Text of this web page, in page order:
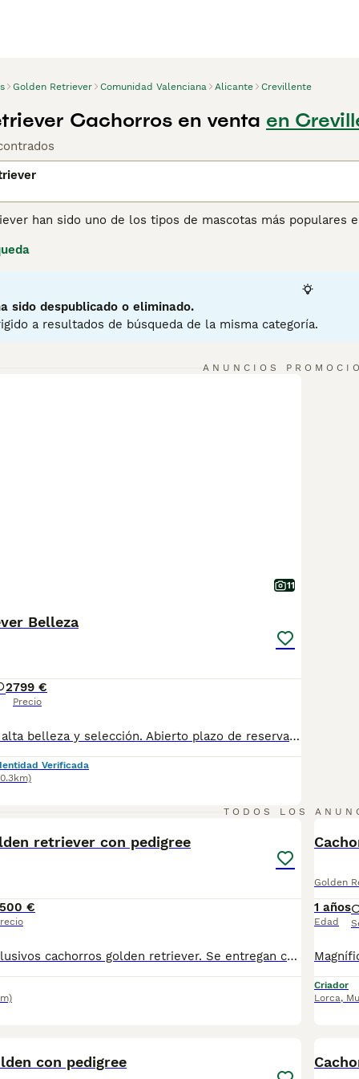
Golden Retriever Comunidad Valenciana Alicante Crevillente
Cachorros en venta en
han sido uno de los tipos de mascotas más populares
convierte en la elección perfecta como perros de
de consejos de compra de Golden Retriever
sido despublicado o eliminado.
a resultados de búsqueda de la misma categoría.
ANUNCIOS
11
Belleza
2799 €
Precio
Gran camada de alta belleza y selección. Abierto plazo de reservas, espectacular morfología y carácter muy dulce. Cria y selección Top. Se pueden llevar a casa a partir de dos meses de edad. Una pasada en estos cachorros. Padres con pedigree. Se entregan vacunados, desparasitados, cartilla oficial y contrato de garantias genéticas. Posibilidad de envio a cualquier punto de España. 688973535 atiendo llamada y WhatsApp. Machos 799, hembras 899
Verificada
TODOS LOS
retriever con pedigree
€
Magníficos y exclusivos cachorros golden retriever. Se entregan con dos meses, pedigree LOE, microchip ,desparasitados, con dos vacunas, pasaporte europeo sellado por veterinario. Garantía vírica 7 días . Hijos de nuestras cinco hembras reproductoras: Chanel de retrievercan, Electra de retrievercan, Guess de retrievercan, Gucci de retrievercan, y Prada de retrievercan. Luego tenemos a nuestros dos espectaculares machos: Larry de la charola y Napoleón de retrievercan, ambos nietos de campeones del mundo con líneas de sangre de Thevenet, la charola, Ria vela, lenda moura. Con magníficos pedigríes. Todos nuestros progenitores están libres de displasia de cadera y codo. Aportamos certificados oficiales de avepa o setov. Criador con afijo reconocido por el FCI, n. 23097… RETRIEVERCAN… de la Real Sociedad Canina Española. Criador acreditado con núcleo zoológico n. ES 300240540893. Cría selecta,responsable y en familia. Máxima calidad en morfología y carácter. Se pueden ver los cachorros y los padres, sin compromiso alguno de compra . Se admiten reservas. Fotos reales, hechas en casa. Atiendo gustosamente por whatsapp o teléfono en el número 639609024. Un cordial saludo. Juan Antonio. Síguenos en Instagram. Número de Microchip: 945000002467618 Núcleo Zoológico: ES300240540893 Mostrar menos
Golden
1 años
Edad
Criador
Lorca,
con pedigree